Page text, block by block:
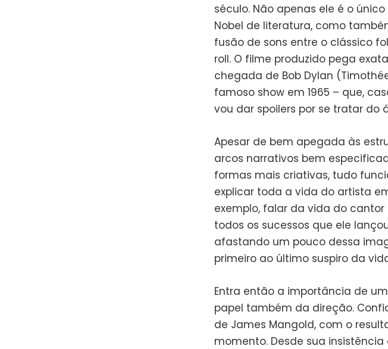
século. Não apenas ele é o
Nobel de literatura, como
fusão de sons entre o clássico
roll. O filme produzido pega
chegada de Bob Dylan
famoso show em 1965 – que,
vou dar spoilers por se tratar do
Apesar de bem apegada às
arcos narrativos bem
formas mais criativas, tudo
explicar toda a vida do artista
exemplo, falar da vida do
todos os sucessos que ele
afastando um pouco dessa
primeiro ao último suspiro da
Entra então a importância de
papel também da direção.
de James Mangold, com o
momento. Desde sua